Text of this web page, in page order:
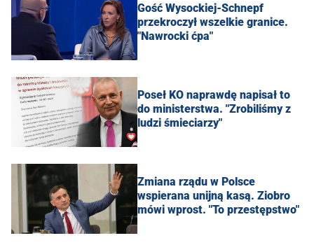
Gość Wysockiej-Schnepf
przekroczył wszelkie granice.
"Nawrocki ćpa"
Poseł KO naprawdę napisał to
do ministerstwa. "Zrobiliśmy z
ludzi śmieciarzy"
Zmiana rządu w Polsce
wspierana unijną kasą. Ziobro
mówi wprost. "To przestępstwo"